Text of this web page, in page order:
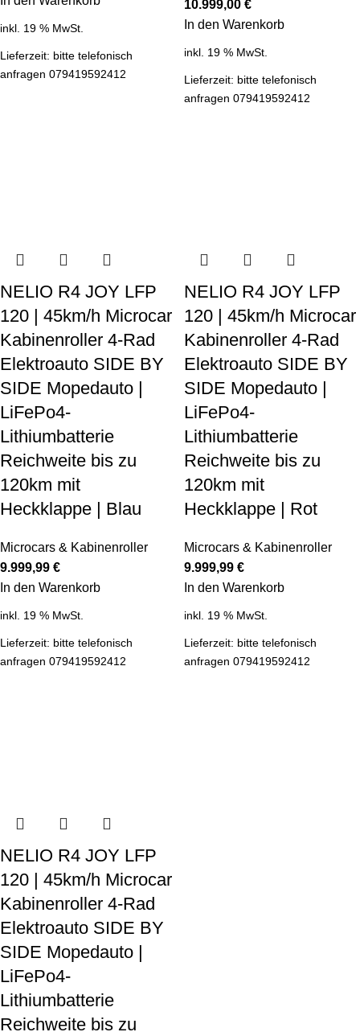
inkl. 19 % MwSt.
Lieferzeit: bitte telefonisch
anfragen 079419592412
10.999,00 €
In den Warenkorb
inkl. 19 % MwSt.
Lieferzeit: bitte telefonisch
anfragen 079419592412
NELIO R4 JOY LFP
120 | 45km/h Microcar
Kabinenroller 4-Rad
Elektroauto SIDE BY
SIDE Mopedauto |
LiFePo4-
Lithiumbatterie
Reichweite bis zu
120km mit
Heckklappe | Blau
Microcars & Kabinenroller
9.999,99 €
In den Warenkorb
inkl. 19 % MwSt.
Lieferzeit: bitte telefonisch
anfragen 079419592412
NELIO R4 JOY LFP
120 | 45km/h Microcar
Kabinenroller 4-Rad
Elektroauto SIDE BY
SIDE Mopedauto |
LiFePo4-
Lithiumbatterie
Reichweite bis zu
120km mit
Heckklappe | Rot
Microcars & Kabinenroller
9.999,99 €
In den Warenkorb
inkl. 19 % MwSt.
Lieferzeit: bitte telefonisch
anfragen 079419592412
NELIO R4 JOY LFP
120 | 45km/h Microcar
Kabinenroller 4-Rad
Elektroauto SIDE BY
SIDE Mopedauto |
LiFePo4-
Lithiumbatterie
Reichweite bis zu